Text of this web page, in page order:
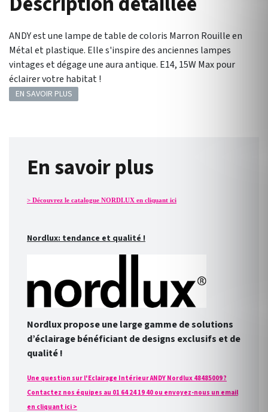
ANDY est une lampe de table de coloris Marron Rouille en
Métal et plastique. Elle s'inspire des anciennes lampes
vintages et dégage une aura antique. E14, 15W Max pour
éclairer votre habitat !
EN SAVOIR PLUS
En savoir plus
> Découvrez le catalogue NORDLUX en cliquant ici
Nordlux: tendance et qualité !
Nordlux propose une large gamme de solutions
d’éclairage bénéficiant de designs exclusifs et de
qualité !
Une question sur l'Eclairage Intérieur ANDY Nordlux 48485009 ?
Contactez nos équipes au 01 64 24 19 40 ou envoyez-nous un email
en cliquant ici >